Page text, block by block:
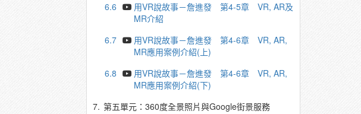
6.6
用VR說故事－詹進發 第4-5章 VR, AR及
MR介紹
6.7
用VR說故事－詹進發 第4-6章 VR, AR,
MR應用案例介紹(上)
6.8
用VR說故事－詹進發 第4-6章 VR, AR,
MR應用案例介紹(下)
7. 第五單元：360度全景照片與Google街景服務